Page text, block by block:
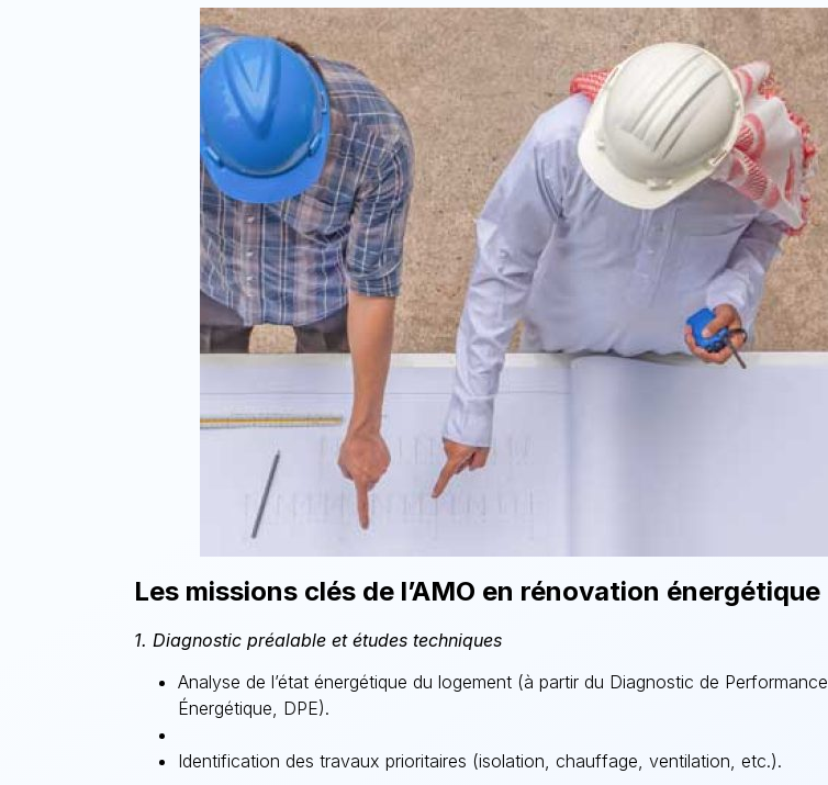
Les missions clés de l’AMO en rénovation énergétique
1. Diagnostic préalable et études techniques
Analyse de l’état énergétique du logement (à partir du Diagnostic de Performance
Énergétique, DPE).
Identification des travaux prioritaires (isolation, chauffage, ventilation, etc.).